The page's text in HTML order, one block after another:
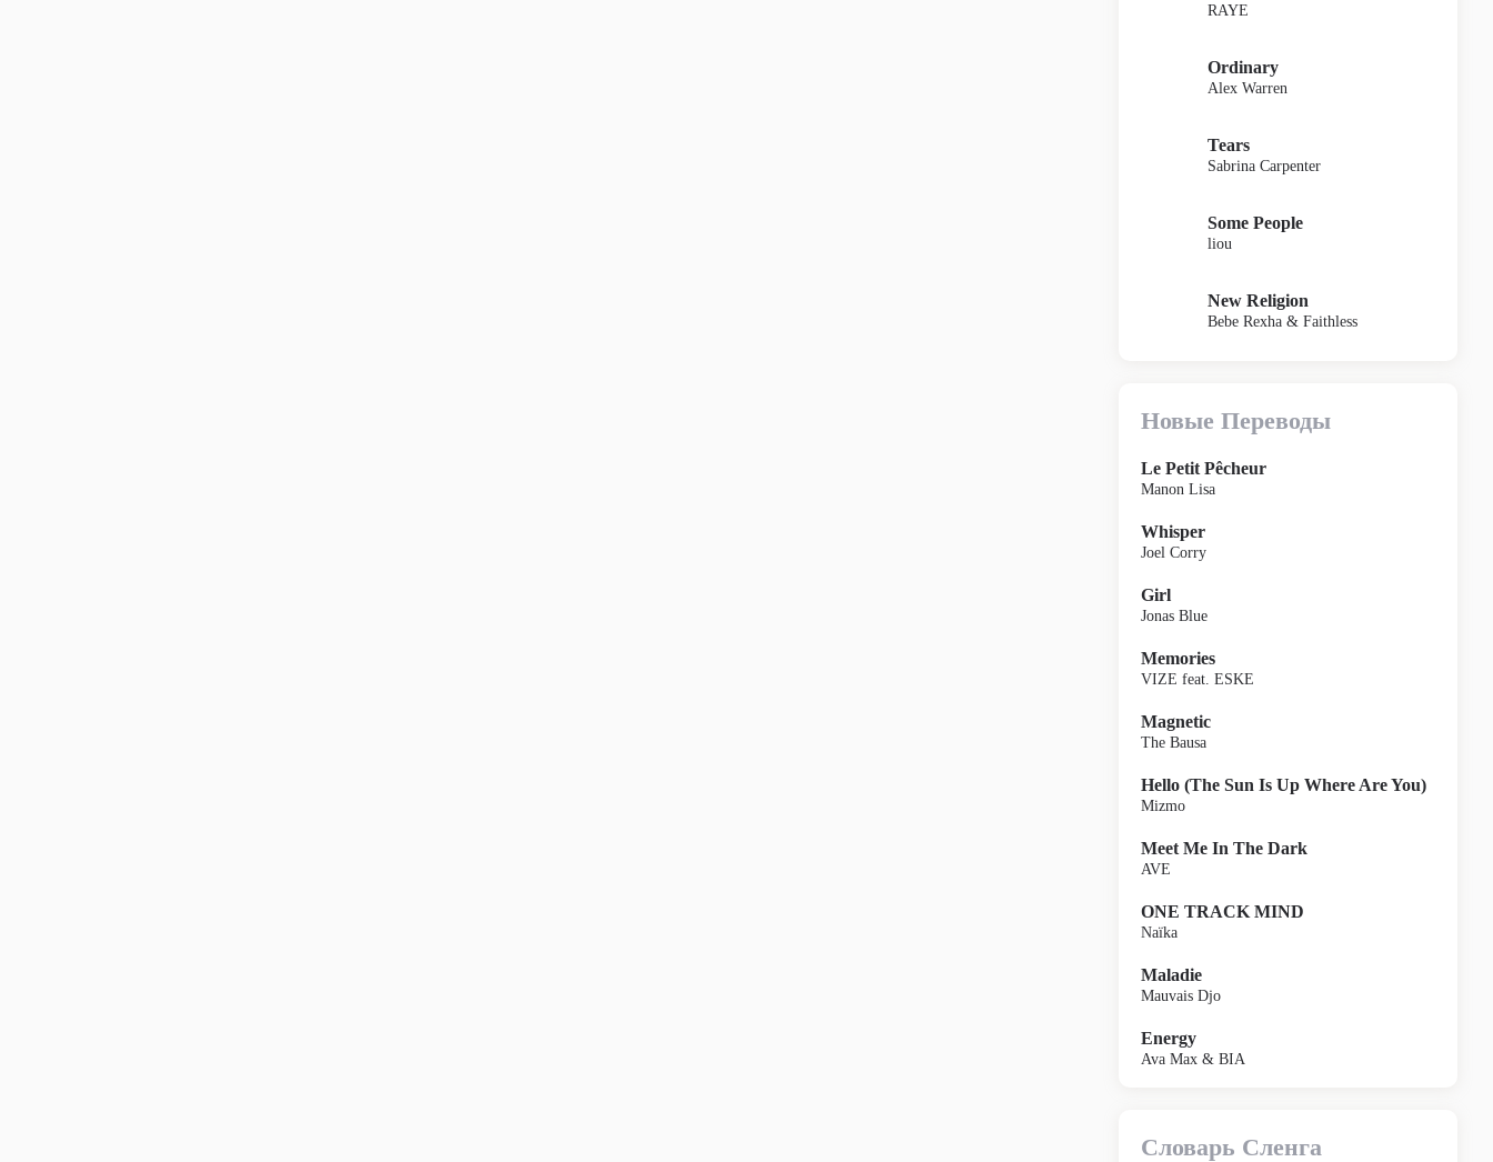
RAYE
Ordinary
Alex Warren
Tears
Sabrina Carpenter
Some People
liou
New Religion
Bebe Rexha & Faithless
Новые Переводы
Le Petit Pêcheur
Manon Lisa
Whisper
Joel Corry
Girl
Jonas Blue
Memories
VIZE feat. ESKE
Magnetic
The Bausa
Hello (The Sun Is Up Where Are You)
Mizmo
Meet Me In The Dark
AVE
ONE TRACK MIND
Naïka
Maladie
Mauvais Djo
Energy
Ava Max & BIA
Словарь Сленга